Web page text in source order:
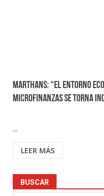
MARTHANS: “EL ENTORNO
MICROFINANZAS SE TORNA
...
LEER MÁS
BUSCAR